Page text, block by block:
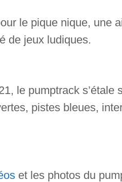
le pique nique, une
de jeux ludiques.
le pumptrack
pistes bleues,
et les photos du